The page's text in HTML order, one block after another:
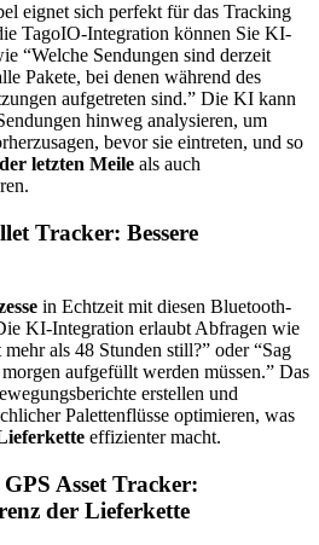
eignet sich perfekt für das Tracking
TagoIO-Integration können Sie KI-
“Welche Sendungen sind derzeit
Pakete, bei denen während des
aufgetreten sind.” Die KI kann
hinweg analysieren, um
bevor sie eintreten, und so
letzten Meile als auch
Tracker: Bessere
in Echtzeit mit diesen Bluetooth-
KI-Integration erlaubt Abfragen wie
als 48 Stunden still?” oder “Sag
aufgefüllt werden müssen.” Das
erstellen und
Palettenflüsse optimieren, was
effizienter macht.
Asset Tracker:
der Lieferkette